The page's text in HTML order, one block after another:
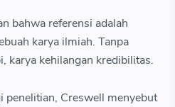
bahwa referensi adalah
karya ilmiah. Tanpa
karya kehilangan kredibilitas.
penelitian, Creswell menyebut